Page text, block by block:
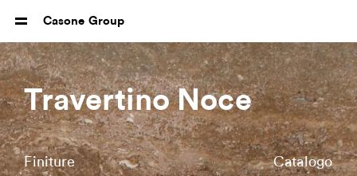
Casone Group
Travertino Noce
Finiture Catalogo